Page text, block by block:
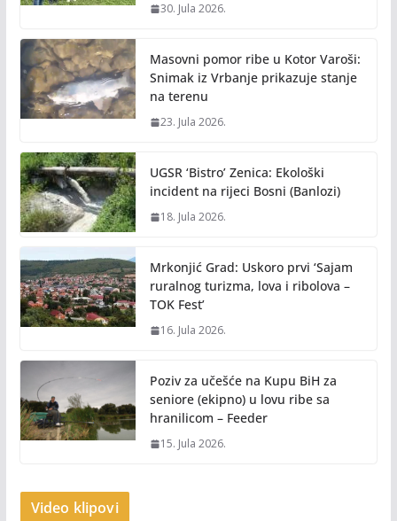
30. Jula 2026.
Masovni pomor ribe u Kotor Varoši:
Snimak iz Vrbanje prikazuje stanje
na terenu
23. Jula 2026.
UGSR ‘Bistro’ Zenica: Ekološki
incident na rijeci Bosni (Banlozi)
18. Jula 2026.
Mrkonjić Grad: Uskoro prvi ‘Sajam
ruralnog turizma, lova i ribolova –
TOK Fest’
16. Jula 2026.
Poziv za učešće na Kupu BiH za
seniore (ekipno) u lovu ribe sa
hranilicom – Feeder
15. Jula 2026.
Video klipovi